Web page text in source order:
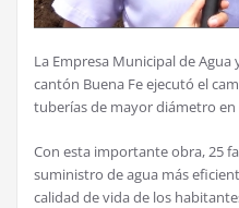
La Empresa Municipal de
cantón Buena Fe ejecutó el
tuberías de mayor diámetro en
Con esta importante obra, 25
suministro de agua más
calidad de vida de los